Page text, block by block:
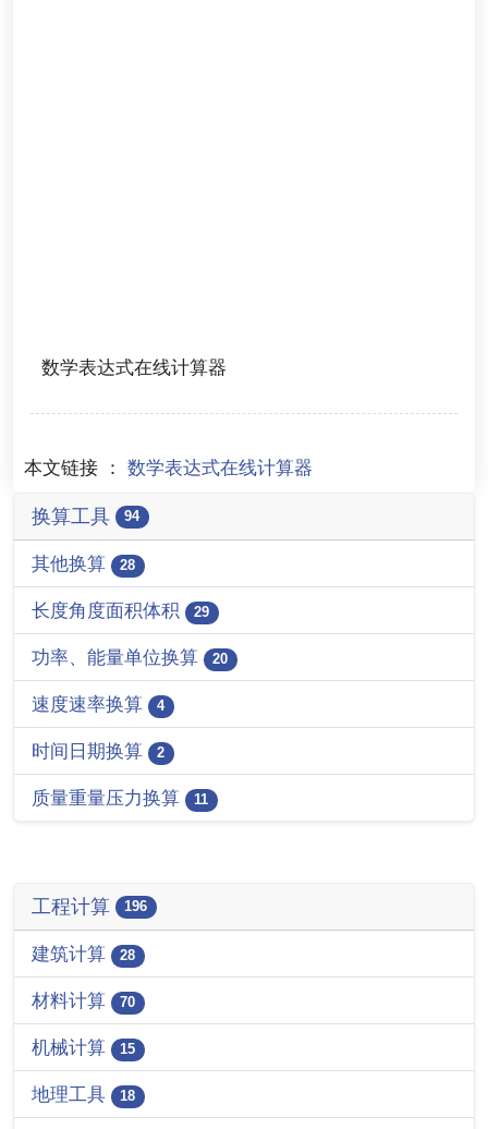
数学表达式在线计算器
本文链接 ： 数学表达式在线计算器
换算工具 94
其他换算 28
长度角度面积体积 29
功率、能量单位换算 20
速度速率换算 4
时间日期换算 2
质量重量压力换算 11
工程计算 196
建筑计算 28
材料计算 70
机械计算 15
地理工具 18